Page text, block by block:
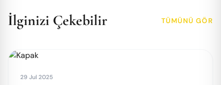
İlginizi Çekebilir TÜMÜNÜ GÖR
29 Jul 2025